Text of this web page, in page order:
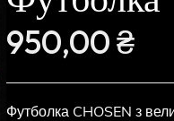
950,00₴
Футболка CHOSEN з